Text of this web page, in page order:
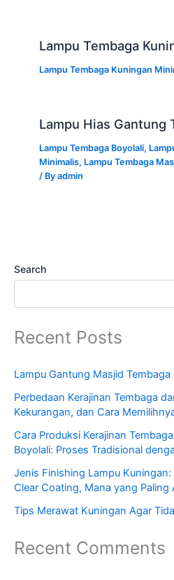
Lampu Tembaga
Lampu Tembaga Kuningan
Lampu Hias Gantung
Lampu Tembaga Boyolali,
Minimalis, Lampu Tembaga
/ Byadmin
Search
Recent Posts
Lampu Gantung Masjid
Perbedaan Kerajinan Tembaga
Kekurangan, dan Cara
Cara Produksi Kerajinan
Boyolali: Proses Tradisional
Jenis Finishing Lampu
Clear Coating, Mana yang Paling
Tips Merawat Kuningan Agar
Recent Comments